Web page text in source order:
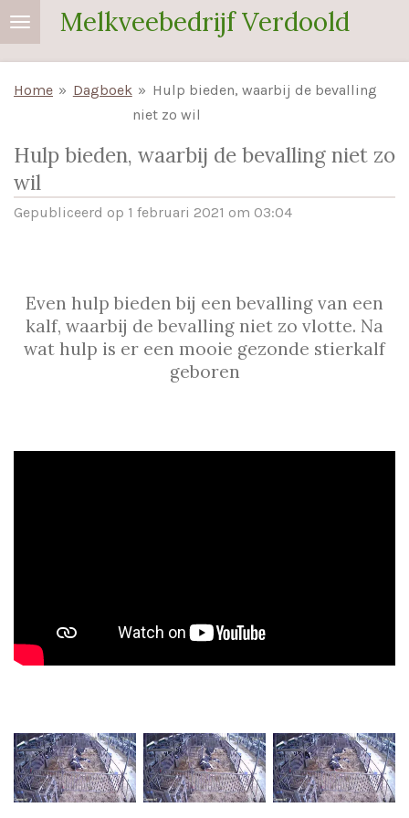
Ga
direct
de
Melkveebedrijf Verdoold
Home » Dagboek » Hulp bieden, waarbij de bevalling
niet zo wil
Hulp bieden, waarbij de bevalling niet zo
wil
Gepubliceerd op 1 februari 2021 om 03:04
Even hulp bieden bij een bevalling van een
kalf, waarbij de bevalling niet zo vlotte. Na
wat hulp is er een mooie gezonde stierkalf
geboren